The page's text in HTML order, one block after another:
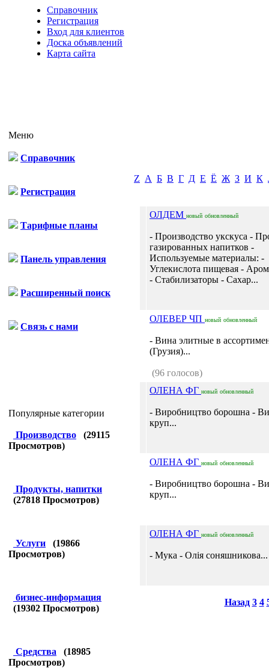
Справочник
Регистрация
Вход для клиентов
Доска объявлений
Карта сайта
Меню
Справочник
Регистрация
Тарифные планы
Панель управления
Расширенный поиск
Связь с нами
Популярные категории
Производство (29115
Просмотров)
Продукты, напитки
(27818 Просмотров)
Услуги (19866
Просмотров)
бизнес-информация
(19302 Просмотров)
Средства (18985
Просмотров)
Z А Б В Г Д Е Ё Ж З И К
ОЛДЕМ новый обновленный
- Производство укскуса -
газированных напитков -
Используемые материалы: -
Углекислота пищевая -
- Стабилизаторы - Сахар...
ОЛЕВЕР ЧП новый обновленный
- Вина элитные в
(Грузия)...
(96 голосов)
ОЛЕНА ФГ новый обновленный
- Виробництво борошна -
круп...
ОЛЕНА ФГ новый обновленный
- Виробництво борошна -
круп...
ОЛЕНА ФГ новый обновленный
- Мука - Олія соняшникова...
Назад 3 4